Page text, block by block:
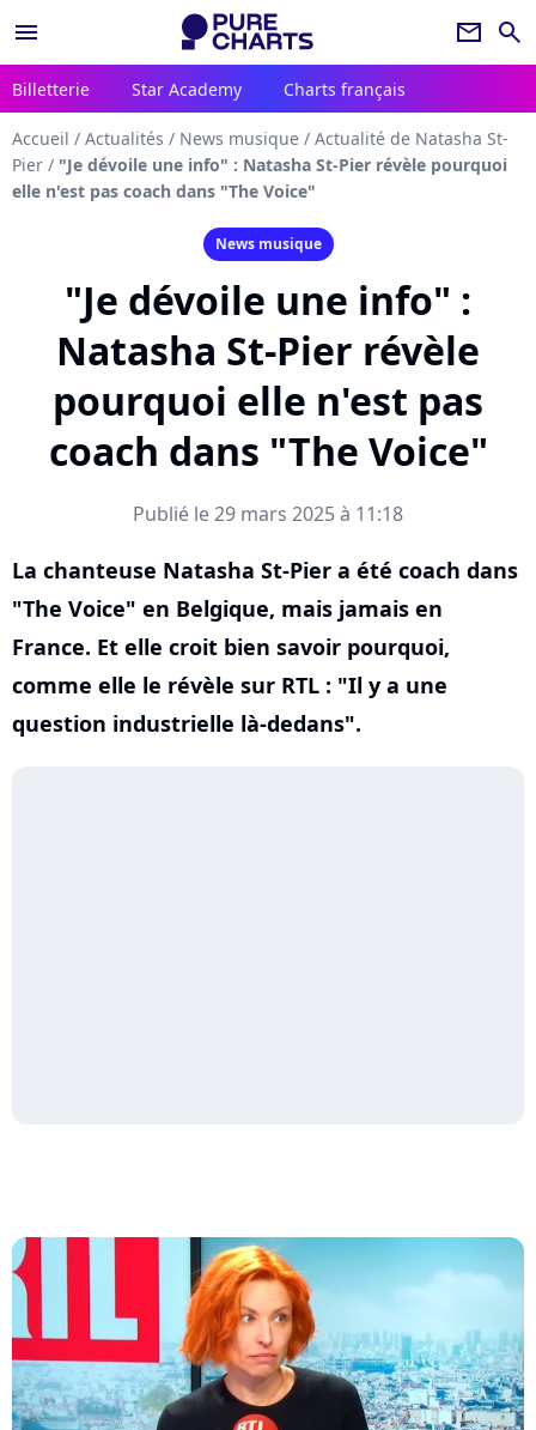
menu newsletter search
Billetterie Star Academy Charts français
Accueil / Actualités / News musique / Actualité de Natasha St-
Pier / "Je dévoile une info" : Natasha St-Pier révèle pourquoi
elle n'est pas coach dans "The Voice"
News musique
"Je dévoile une info" :
Natasha St-Pier révèle
pourquoi elle n'est pas
coach dans "The Voice"
Publié le 29 mars 2025 à 11:18
La chanteuse Natasha St-Pier a été coach dans
"The Voice" en Belgique, mais jamais en
France. Et elle croit bien savoir pourquoi,
comme elle le révèle sur RTL : "Il y a une
question industrielle là-dedans".